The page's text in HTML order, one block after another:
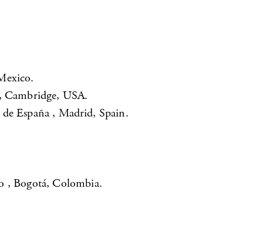
USA.
España , Madrid, Spain.
, Bogotá, Colombia.